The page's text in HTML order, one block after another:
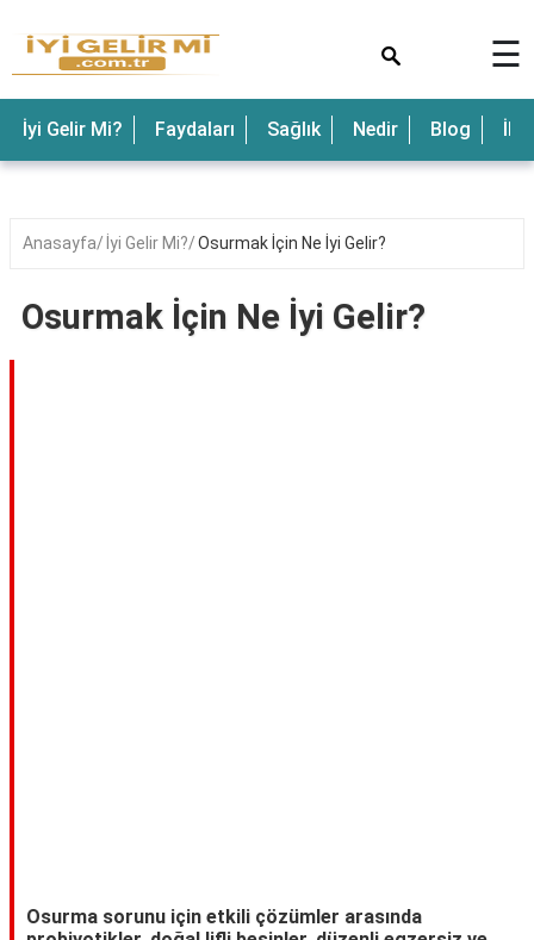
☰
İyi Gelir Mi? Faydaları Sağlık Nedir Blog
Anasayfa İyi Gelir Mi? Osurmak İçin Ne İyi Gelir?
Osurmak İçin Ne İyi Gelir?
Osurma sorunu için etkili çözümler arasında